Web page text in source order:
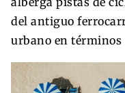
del antiguo
urbano en